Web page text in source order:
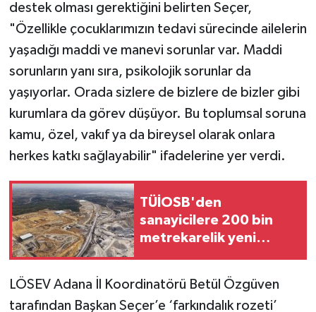
destek olması gerektiğini belirten Seçer,
"Özellikle çocuklarımızın tedavi sürecinde ailelerin
yaşadığı maddi ve manevi sorunlar var. Maddi
sorunların yanı sıra, psikolojik sorunlar da
yaşıyorlar. Orada sizlere de bizlere de bizler gibi
kurumlara da görev düşüyor. Bu toplumsal soruna
kamu, özel, vakıf ya da bireysel olarak onlara
herkes katkı sağlayabilir" ifadelerine yer verdi.
TÜİOSB'den
sanayicilere 200 bin
metrekarelik yeni
LÖSEV Adana İl Koordinatörü Betül Özgüven
tarafından Başkan Seçer’e ‘farkındalık rozeti’